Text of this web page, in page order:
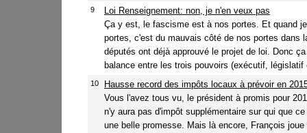
9
Loi Renseignement: non, je n'en veux pas
Ça y est, le fascisme est à nos portes. Et quand
portes, c'est du mauvais côté de nos portes dans
députés ont déjà approuvé le projet de loi. Donc
balance entre les trois pouvoirs (exécutif, législatif
10
Hausse record des impôts locaux à prévoir en
Vous l'avez tous vu, le président à promis pour
n'y aura pas d'impôt supplémentaire sur qui que
une belle promesse. Mais là encore, François